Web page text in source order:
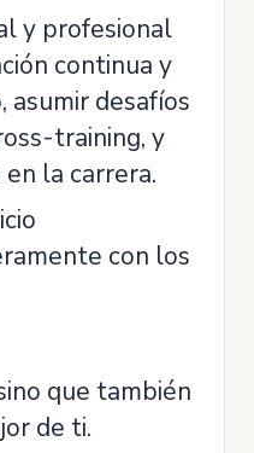
y profesional
continua y
desafíos
training, y
la carrera.
con los
que también
de ti.